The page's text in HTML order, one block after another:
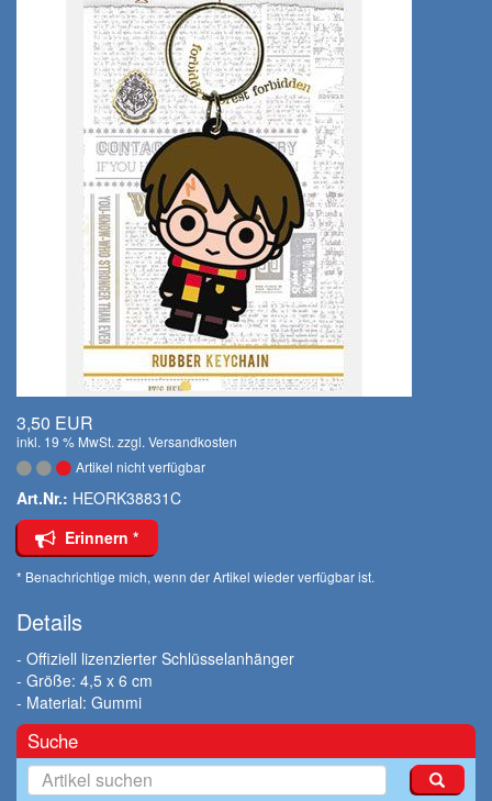
3,50 EUR
inkl. 19 % MwSt. zzgl. Versandkosten
Artikel nicht verfügbar
Art.Nr.: HEORK38831C
Erinnern *
* Benachrichtige mich, wenn der Artikel wieder verfügbar ist.
Details
- Offiziell lizenzierter Schlüsselanhänger
- Größe: 4,5 x 6 cm
- Material: Gummi
Suche